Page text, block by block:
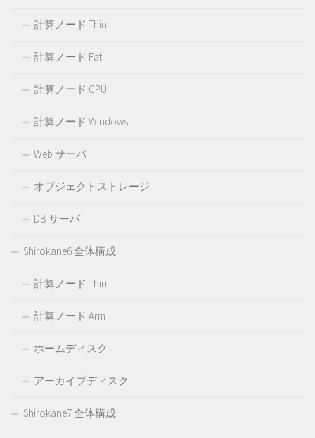
計算ノード Thin
計算ノード Fat
計算ノード GPU
計算ノード Windows
Web サーバ
オブジェクトストレージ
DB サーバ
Shirokane6 全体構成
計算ノード Thin
計算ノード Arm
ホームディスク
アーカイブディスク
Shirokane7 全体構成